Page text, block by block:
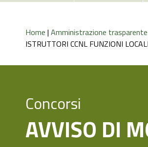
Home | Amministrazione trasparente
ISTRUTTORI CCNL FUNZIONI
Concorsi
AVVISO DI